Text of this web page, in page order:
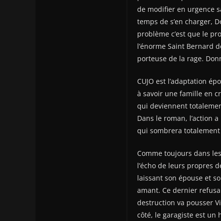
de modifier en urgence
temps de s’en charger,
problème c’est que le
l’énorme Saint Bernard
porteuse de la rage.
CUJO est l’adaptation
à savoir une famille en
qui deviennent
Dans le roman, l’action
qui sombrera totalement
Comme toujours dans
l’écho de leurs propres
laissant son épouse et
amant. Ce dernier
destruction va pousser
côté, le garagiste est un